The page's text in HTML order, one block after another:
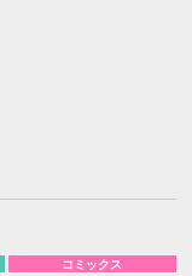
コミックス